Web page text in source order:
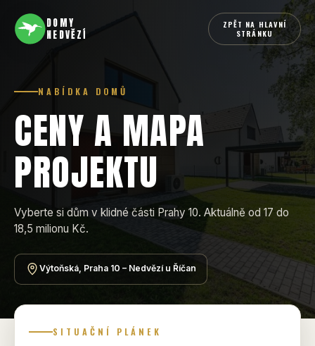
DOMY
NEDVĚZÍ
ZPĚT NA HLAVNÍ
STRÁNKU
NABÍDKA DOMŮ
CENY A MAPA
PROJEKTU
Vyberte si dům v klidné části Prahy 10. Aktuálně od 17 do
18,5 milionu Kč.
Výtoňská, Praha 10 – Nedvězí u Říčan
SITUAČNÍ PLÁNEK